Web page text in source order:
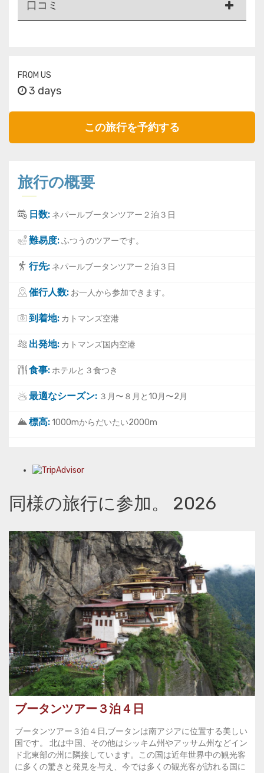
口コミ
FROM US
3 days
この旅行を予約する
旅行の概要
日数: ネパールブータンツアー２泊３日
難易度:ふつうのツアーです。
行先: ネパールブータンツアー２泊３日
催行人数: お一人から参加できます。
到着地: カトマンズ空港
出発地: カトマンズ国内空港
食事:ホテルと３食つき
最適なシーズン: ３月〜８月と10月〜2月
標高:1000mからだいたい2000m
同様の旅行に参加。 2026
ブータンツアー３泊４日
ブータンツアー３泊４日,ブータンは南アジアに位置する美しい
国です。 北は中国、その他はシッキム州やアッサム州などイン
ド北東部の州に隣接しています。この国は近年世界中の観光客
に多くの驚きと発見を与え、今では多くの観光客が訪れる国に